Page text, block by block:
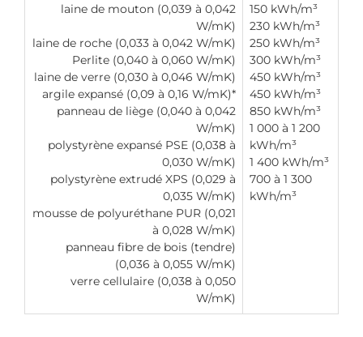
laine de mouton (0,039 à 0,042
W/mK)
laine de roche (0,033 à 0,042 W/mK)
Perlite (0,040 à 0,060 W/mK)
laine de verre (0,030 à 0,046 W/mK)
argile expansé (0,09 à 0,16 W/mK)*
panneau de liège (0,040 à 0,042
W/mK)
polystyrène expansé PSE (0,038 à
0,030 W/mK)
polystyrène extrudé XPS (0,029 à
0,035 W/mK)
mousse de polyuréthane PUR (0,021
à 0,028 W/mK)
panneau fibre de bois (tendre)
(0,036 à 0,055 W/mK)
verre cellulaire (0,038 à 0,050
W/mK)
150 kWh/m³
230 kWh/m³
250 kWh/m³
300 kWh/m³
450 kWh/m³
450 kWh/m³
850 kWh/m³
1 000 à 1 200
kWh/m³
1 400 kWh/m³
700 à 1 300
kWh/m³